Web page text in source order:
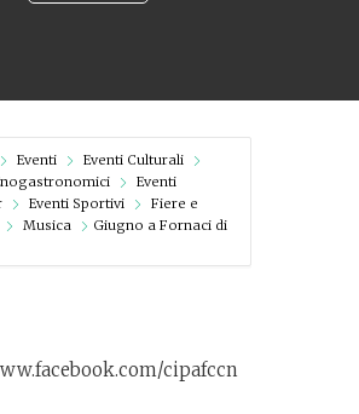
Eventi
Eventi Culturali
Eventi
Eventi Sportivi
Fiere e
Musica
Giugno a Fornaci di
cipafccn